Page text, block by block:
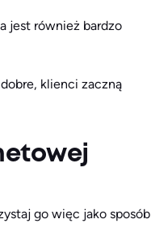
jest również bardzo
klienci zaczną
go więc jako sposób